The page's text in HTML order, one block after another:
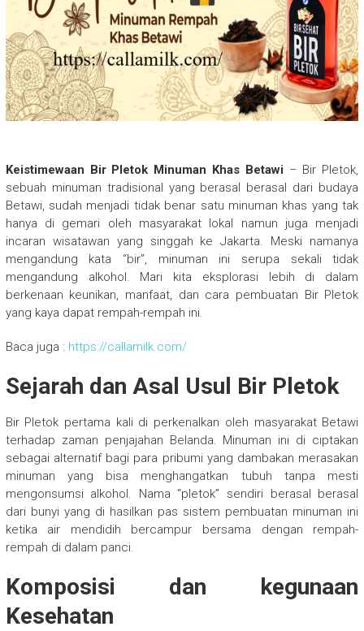
Keistimewaan Bir Pletok Minuman Khas Betawi – Bir Pletok,
sebuah minuman tradisional yang berasal berasal dari budaya
Betawi, sudah menjadi tidak benar satu minuman khas yang tak
hanya di gemari oleh masyarakat lokal namun juga menjadi
incaran wisatawan yang singgah ke Jakarta. Meski namanya
mengandung kata “bir”, minuman ini serupa sekali tidak
mengandung alkohol. Mari kita eksplorasi lebih di dalam
berkenaan keunikan, manfaat, dan cara pembuatan Bir Pletok
yang kaya dapat rempah-rempah ini.
Baca juga : https://callamilk.com/
Sejarah dan Asal Usul Bir Pletok
Bir Pletok pertama kali di perkenalkan oleh masyarakat Betawi
terhadap zaman penjajahan Belanda. Minuman ini di ciptakan
sebagai alternatif bagi para pribumi yang dambakan merasakan
minuman yang bisa menghangatkan tubuh tanpa mesti
mengonsumsi alkohol. Nama “pletok” sendiri berasal berasal
dari bunyi yang di hasilkan pas sistem pembuatan minuman ini
ketika air mendidih bercampur bersama dengan rempah-
rempah di dalam panci.
Komposisi dan kegunaan
Kesehatan